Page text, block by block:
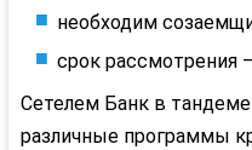
необходим
срок рассмотрения
СетелемБанк в тандеме
различные программы